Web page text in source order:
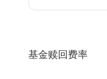
基金赎回费率